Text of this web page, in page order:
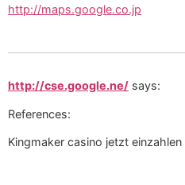
http://maps.google.co.jp
http://cse.google.ne/ says:
References:
Kingmaker casino jetzt einzahlen